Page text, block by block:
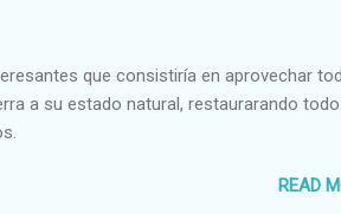
que consistiría en aprovechar
a su estado natural, restaurarando
READ